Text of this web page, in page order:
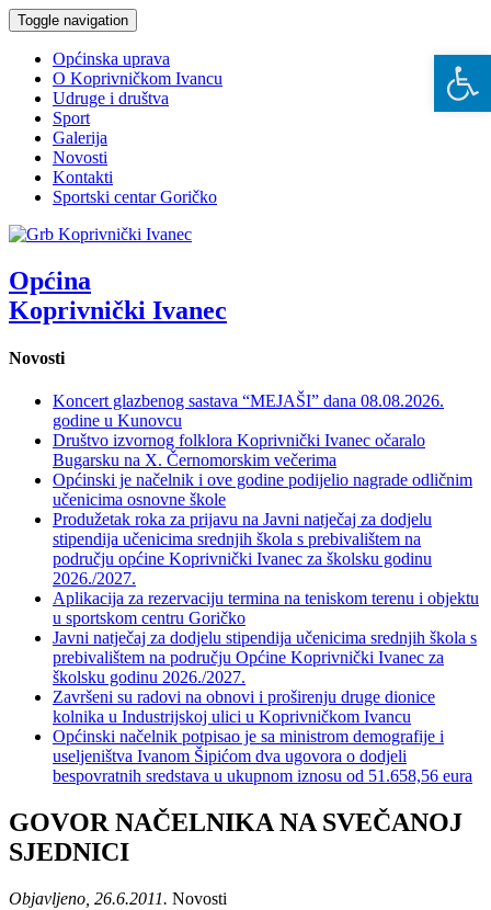
Toggle navigation
Općinska uprava
O Koprivničkom Ivancu
Udruge i društva
Sport
Galerija
Novosti
Kontakti
Sportski centar Goričko
Općina
Koprivnički Ivanec
Novosti
Koncert glazbenog sastava “MEJAŠI” dana 08.08.2026.
godine u Kunovcu
Društvo izvornog folklora Koprivnički Ivanec očaralo
Bugarsku na X. Černomorskim večerima
Općinski je načelnik i ove godine podijelio nagrade odličnim
učenicima osnovne škole
Produžetak roka za prijavu na Javni natječaj za dodjelu
stipendija učenicima srednjih škola s prebivalištem na
području općine Koprivnički Ivanec za školsku godinu
2026./2027.
Aplikacija za rezervaciju termina na teniskom terenu i objektu
u sportskom centru Goričko
Javni natječaj za dodjelu stipendija učenicima srednjih škola s
prebivalištem na području Općine Koprivnički Ivanec za
školsku godinu 2026./2027.
Završeni su radovi na obnovi i proširenju druge dionice
kolnika u Industrijskoj ulici u Koprivničkom Ivancu
Općinski načelnik potpisao je sa ministrom demografije i
useljeništva Ivanom Šipićom dva ugovora o dodjeli
bespovratnih sredstava u ukupnom iznosu od 51.658,56 eura
GOVOR NAČELNIKA NA SVEČANOJ
SJEDNICI
Objavljeno, 26.6.2011. Novosti